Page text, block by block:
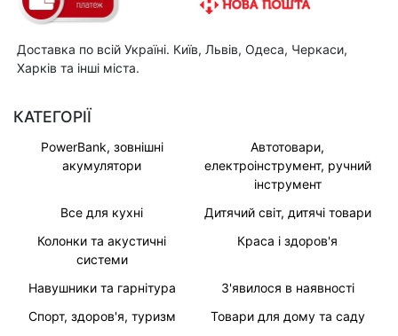
Доставка по всій Україні. Київ, Львів, Одеса, Черкаси,
Харків та інші міста.
КАТЕГОРІЇ
PowerBank, зовнішні
акумулятори
Автотовари,
електроінструмент, ручний
інструмент
Все для кухні
Дитячий світ, дитячі товари
Колонки та акустичні
системи
Краса і здоров'я
Навушники та гарнітура
З'явилося в наявності
Спорт, здоров'я, туризм
Товари для дому та саду